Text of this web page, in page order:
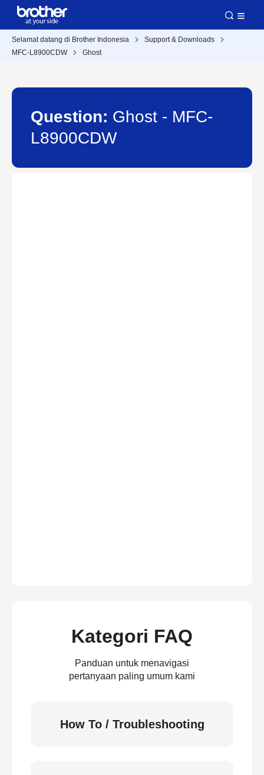
Selamat datang di Brother Indonesia
Support & Downloads
MFC-L8900CDW
Ghost
Question: Ghost - MFC-
L8900CDW
Kategori FAQ
Panduan untuk menavigasi
pertanyaan paling umum kami
How To / Troubleshooting